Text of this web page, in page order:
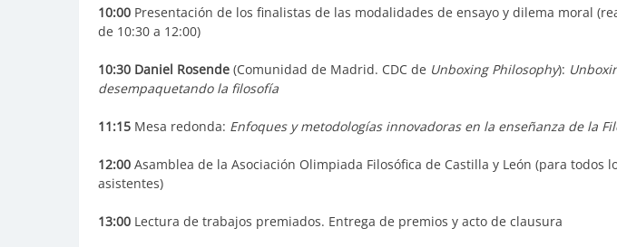
10:00 Presentación de los finalistas de las modalidades de ensayo y dilema moral
de 10:30 a 12:00)
10:30 Daniel Rosende (Comunidad de Madrid. CDC de Unboxing Philosophy):
desempaquetando la filosofía
11:15 Mesa redonda: Enfoques y metodologías innovadoras en la enseñanza de la
12:00 Asamblea de la Asociación Olimpiada Filosófica de Castilla y León (para todos
asistentes)
13:00 Lectura de trabajos premiados. Entrega de premios y acto de clausura